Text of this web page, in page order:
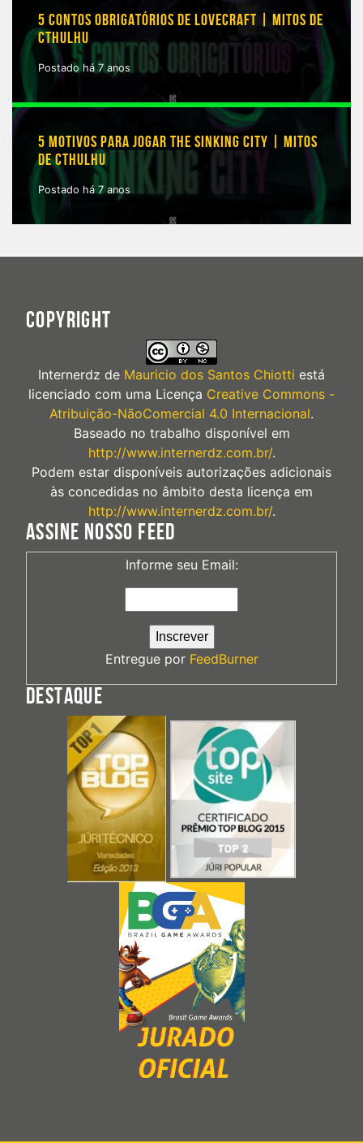
5 CONTOS OBRIGATÓRIOS DE LOVECRAFT | MITOS DE
CTHULHU
Postado há 7 anos
5 MOTIVOS PARA JOGAR THE SINKING CITY | MITOS
DE CTHULHU
Postado há 7 anos
COPYRIGHT
Internerdz de Mauricio dos Santos Chiotti está
licenciado com uma Licença Creative Commons -
Atribuição-NãoComercial 4.0 Internacional.
Baseado no trabalho disponível em
http://www.internerdz.com.br/.
Podem estar disponíveis autorizações adicionais
às concedidas no âmbito desta licença em
http://www.internerdz.com.br/.
ASSINE NOSSO FEED
Informe seu Email:
Entregue por FeedBurner
DESTAQUE